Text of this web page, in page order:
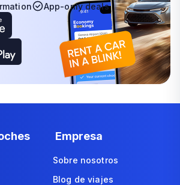
App-only deals
Empresa
Sobre nosotros
Blog de viajes